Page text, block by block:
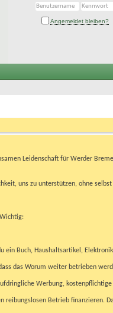
Angemeldet bleiben?
Leidenschaft für Werder
uns zu unterstützen, ohne
ein Buch, Haushaltsartikel,
das Worum weiter betrieben
Werbung,
Betrieb finanzieren.